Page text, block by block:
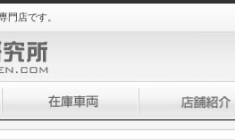
門店です。